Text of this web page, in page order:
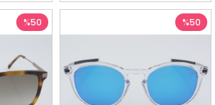
%50 %50